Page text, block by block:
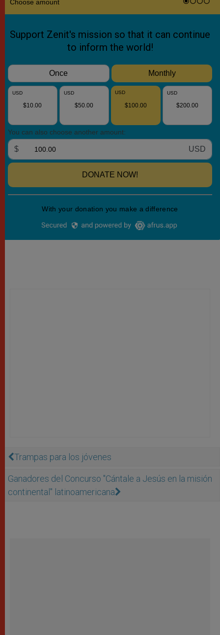
Trampas para los jóvenes
Ganadores del Concurso "Cántale a Jesús en la misión
continental" latinoamericana